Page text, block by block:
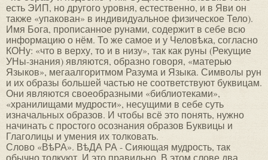
есть ЭИП, но другого уровня, естественно, и в Яви он
также «упакован» в индивидуальное физическое Тело).
Имя Бога, прописанное рунами, содержит в себе всю
информацию о нём. То же самое и у Человѣка, согласно
КОНу: «что в верху, то и в низу», так как руны (Рекущие
УНы-знания) являются, образно говоря, «матерью
Языков», мегаалгоритмом Разума и Языка. Символы рун
и их образы большей частью не соответствуют буквицам.
Они являются своеобразными «библиотеками»,
«хранилищами мудрости», несущими в себе суть
изначальных образов. И чтобы всё это понять, нужно
начинать с простого осознания образов Буквицы и
Глаголицы и умения их толковать.
Слово «ВѣРА». ВѣДА РА - Сияющая мудрость, так
обычно толкуют. И это правильно. В этом слове два